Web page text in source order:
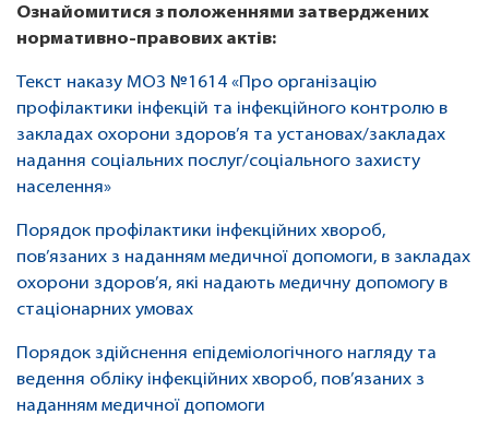
Ознайомитися з положеннями затверджених
нормативно-правових актів:
Текст наказу МОЗ №1614 «Про організацію
профілактики інфекцій та інфекційного контролю в
закладах охорони здоров’я та установах/закладах
надання соціальних послуг/соціального захисту
населення»
Порядок профілактики інфекційних хвороб,
пов’язаних з наданням медичної допомоги, в закладах
охорони здоров’я, які надають медичну допомогу в
стаціонарних умовах
Порядок здійснення епідеміологічного нагляду та
ведення обліку інфекційних хвороб, пов’язаних з
наданням медичної допомоги